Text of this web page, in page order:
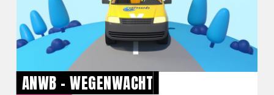
ANWB - WEGENWACHT